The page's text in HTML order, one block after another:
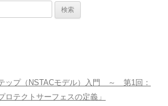
ップ（NSTACモデル）入門 ～ 第1回：
ロテクトサーフェスの定義」